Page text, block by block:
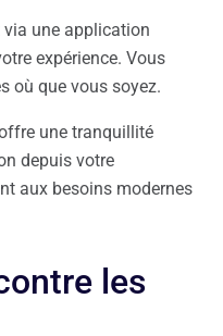
via une application
expérience. Vous
où que vous soyez.
une tranquillité
depuis votre
aux besoins modernes
les